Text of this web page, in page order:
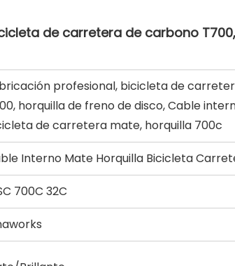
de carretera de carbono
profesional, bicicleta de
horquilla de freno de disco, Cable
de carretera mate, horquilla 700c
Interno Mate Horquilla Bicicleta
700C 32C